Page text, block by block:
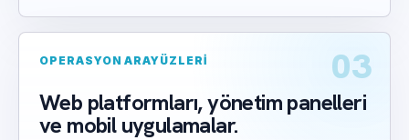
03
OPERASYON ARAYÜZLERI
Web platformları, yönetim panelleri
ve mobil uygulamalar.